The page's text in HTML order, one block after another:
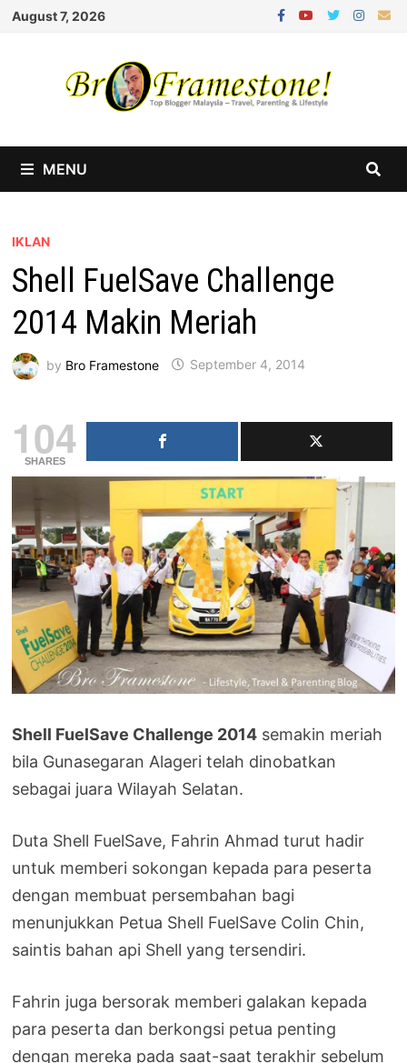
Skip
August 7, 2026
MENU
IKLAN
Shell FuelSave Challenge
2014 Makin Meriah
by Bro Framestone September 4, 2014
104
SHARES
Shell FuelSave Challenge 2014 semakin meriah
bila Gunasegaran Alageri telah dinobatkan
sebagai juara Wilayah Selatan.
Duta Shell FuelSave, Fahrin Ahmad turut hadir
untuk memberi sokongan kepada para peserta
dengan membuat persembahan bagi
menunjukkan Petua Shell FuelSave Colin Chin,
saintis bahan api Shell yang tersendiri.
Fahrin juga bersorak memberi galakan kepada
para peserta dan berkongsi petua penting
dengan mereka pada saat-saat terakhir sebelum